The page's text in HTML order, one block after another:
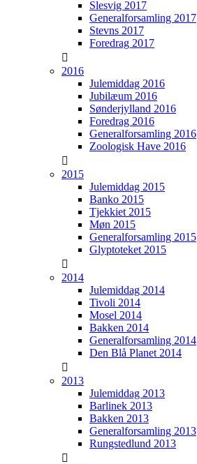
Slesvig 2017
Generalforsamling 2017
Stevns 2017
Foredrag 2017
2016
Julemiddag 2016
Jubilæum 2016
Sønderjylland 2016
Foredrag 2016
Generalforsamling 2016
Zoologisk Have 2016
2015
Julemiddag 2015
Banko 2015
Tjekkiet 2015
Møn 2015
Generalforsamling 2015
Glyptoteket 2015
2014
Julemiddag 2014
Tivoli 2014
Mosel 2014
Bakken 2014
Generalforsamling 2014
Den Blå Planet 2014
2013
Julemiddag 2013
Barlinek 2013
Bakken 2013
Generalforsamling 2013
Rungstedlund 2013